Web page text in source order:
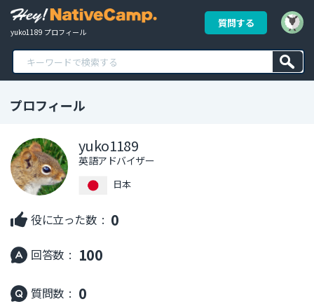
yuko1189 プロフィール
質問する
プロフィール
yuko1189
英語アドバイザー
日本
役に立った数 : 0
回答数 : 100
質問数 : 0